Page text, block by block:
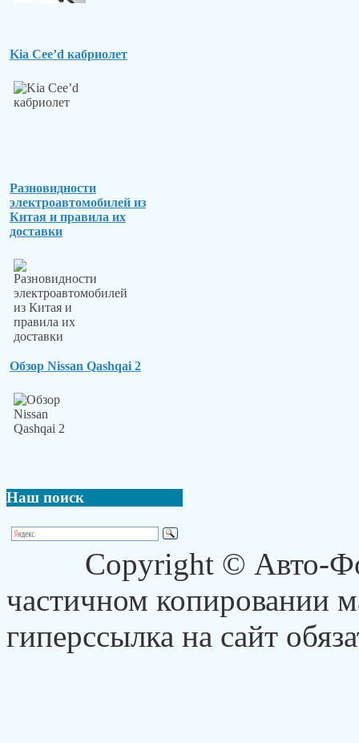
Kia Cee’d кабриолет
Разновидности
электроавтомобилей из
Китая и правила их
доставки
Обзор Nissan Qashqai 2
Наш поиск
Copyright © Авто-
частичном копировании
гиперссылка на сайт